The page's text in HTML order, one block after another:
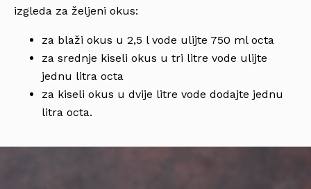
izgleda za željeni okus:
za blaži okus u 2,5 l vode ulijte 750 ml octa
za srednje kiseli okus u tri litre vode ulijte
jednu litra octa
za kiseli okus u dvije litre vode dodajte jednu
litra octa.